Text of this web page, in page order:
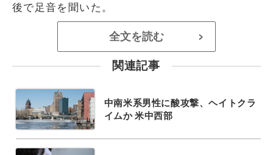
後で足音を聞いた。
全文を読む >
関連記事
中南米系男性に酸攻撃、ヘイトクラ
イムか 米中西部